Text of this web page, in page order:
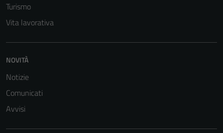
Turismo
Vita lavorativa
NOVITÀ
Notizie
Comunicati
Avvisi